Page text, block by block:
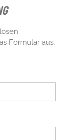
Formular aus.